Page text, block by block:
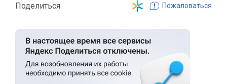
Поделиться Пожаловаться